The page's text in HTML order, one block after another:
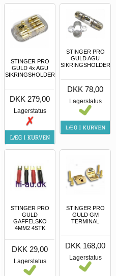
STINGER PRO
GULD 4x AGU
SIKRINGSHOLDER
DKK 279,00
Lagerstatus
STINGER PRO
GULD AGU
SIKRINGSHOLDER
DKK 78,00
Lagerstatus
STINGER PRO
GULD
GAFFELSKO
4MM2 4STK
DKK 29,00
Lagerstatus
STINGER PRO
GULD GM
TERMINAL
DKK 168,00
Lagerstatus